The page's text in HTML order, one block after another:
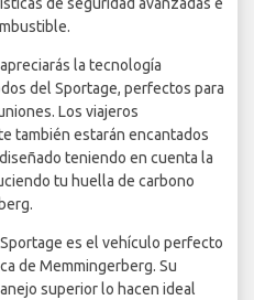
la tecnología
del Sportage, perfectos para
Los viajeros
también estarán encantados
teniendo en cuenta la
tu huella de carbono
es el vehículo perfecto
de Memmingerberg. Su
superior lo hacen ideal